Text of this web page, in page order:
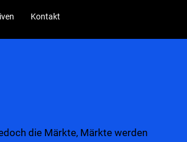
Kontakt
die Märkte, Märkte werden